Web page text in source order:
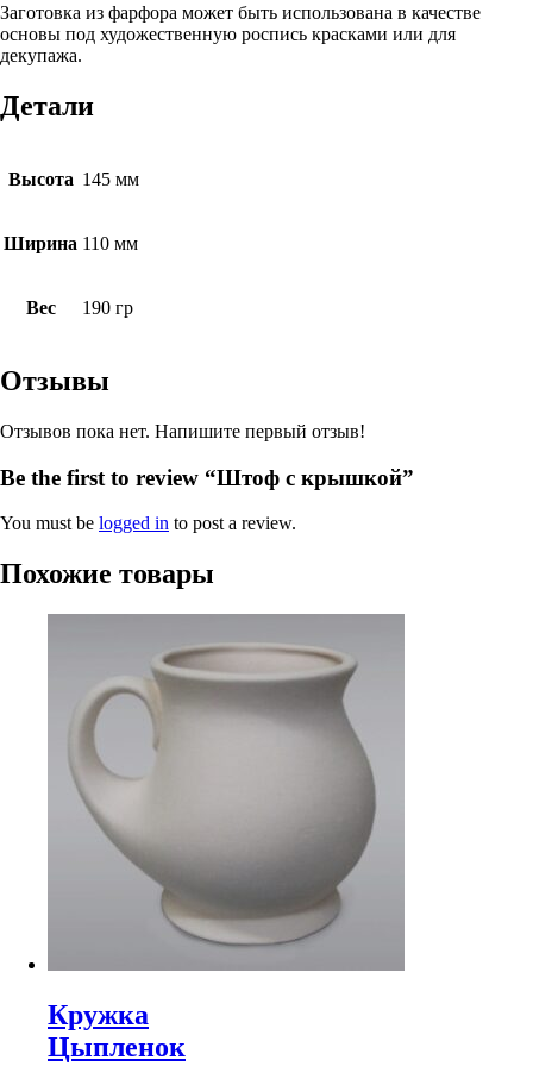
Заготовка из фарфора может быть использована в качестве
основы под художественную роспись красками или для
декупажа.
Детали
Высота 145 мм
Ширина 110 мм
Вес 190 гр
Отзывы
Отзывов пока нет. Напишите первый отзыв!
Be the first to review “Штоф с крышкой”
You must be logged in to post a review.
Похожие товары
Кружка
Цыпленок